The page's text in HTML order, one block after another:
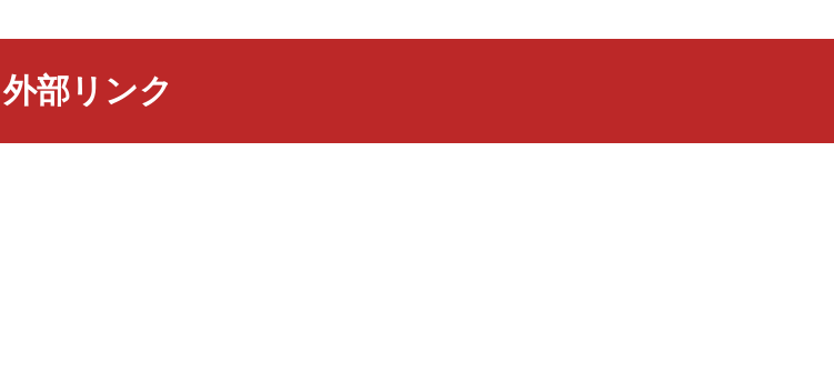
外部リンク